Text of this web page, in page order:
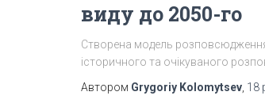
виду до 2050-го
Створена модель розповсюдження
історичного та очікуваного
Автором Grygoriy Kolomytsev 18